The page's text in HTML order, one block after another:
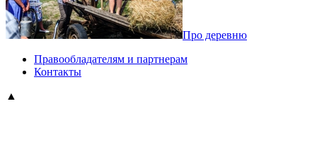
Про деревню
Правообладателям и партнерам
Контакты
▲